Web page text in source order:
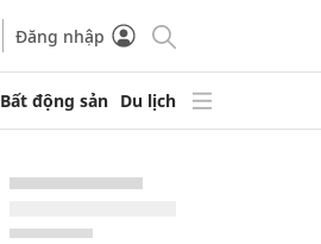
Đăng nhập
Bất động sản Du lịch